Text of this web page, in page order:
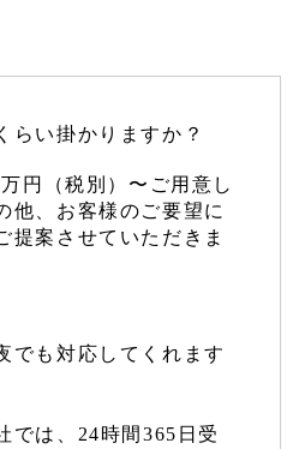
らい掛かりますか？
円（税別）〜ご用意し
他、お客様のご要望に
提案させていただきま
でも対応してくれます
では、24時間365日受